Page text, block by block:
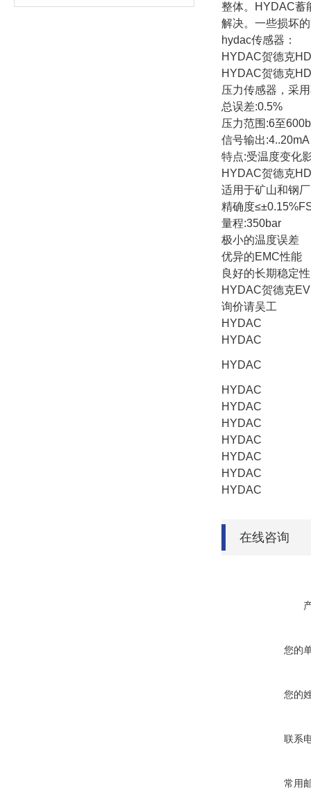
整体。HYDAC蓄
解决。一些损坏
hydac传感器：
HYDAC贺德克
HYDAC贺德克
压力传感器，采
总误差:0.5%
压力范围:6至
信号输出:4..20mA
特点:受温度变化
HYDAC贺德克
适用于矿山和钢厂
精确度
量程:350bar
极小的温度误差
优异的EMC性能
良好的长期稳定性
HYDAC贺德克
询价请吴工
HYDAC
HYDAC
HYDAC
HYDAC
HYDAC
HYDAC
HYDAC
HYDAC
HYDAC
HYDAC
在线咨询
您的
您的
联系
常用